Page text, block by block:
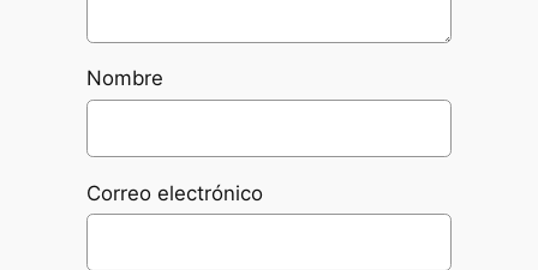
Nombre
Correo electrónico